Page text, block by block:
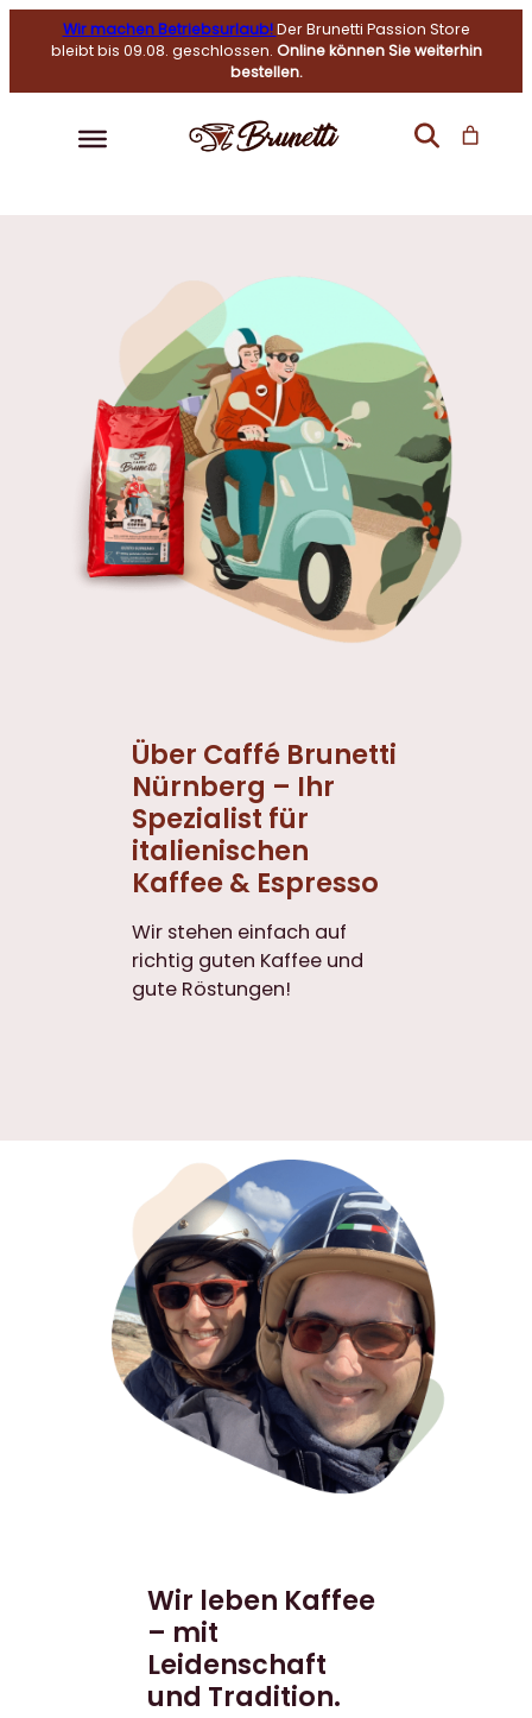
Wir machen Betriebsurlaub!Der Brunetti Passion Store
bleibt bis 09.08. geschlossen. Online können Sie weiterhin
bestellen.
Über Caffé Brunetti
Nürnberg – Ihr
Spezialist für
italienischen
Kaffee & Espresso
Wir stehen einfach auf
richtig guten Kaffee und
gute Röstungen!
Wir leben Kaffee
– mit
Leidenschaft
und Tradition.